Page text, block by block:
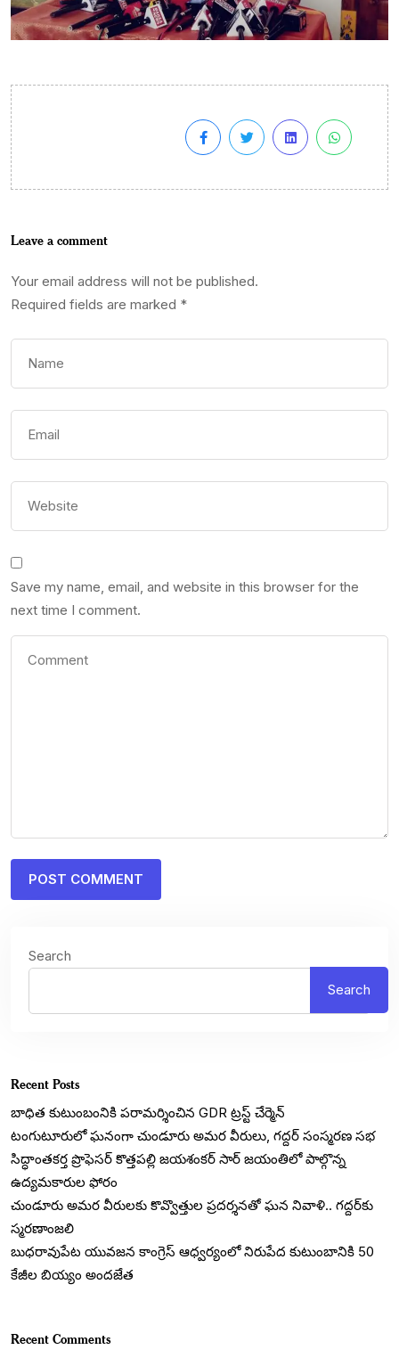
Leave a comment
Your email address will not be published.
Required fields are marked *
Save my name, email, and website in this browser for the
next time I comment.
Search
Search
Recent Posts
బాధిత కుటుంబంనికి పరామర్శించిన GDR ట్రస్ట్ చేర్మెన్
టంగుటూరులో ఘనంగా చుండూరు అమర వీరులు, గద్దర్ సంస్మరణ సభ
సిద్ధాంతకర్త ప్రొఫెసర్ కొత్తపల్లి జయశంకర్ సార్ జయంతిలో పాల్గొన్న
ఉద్యమకారుల ఫోరం
చుండూరు అమర వీరులకు కొవ్వొత్తుల ప్రదర్శనతో ఘన నివాళి.. గద్దర్‌కు
స్మరణాంజలి
బుధరావుపేట యువజన కాంగ్రెస్ ఆధ్వర్యంలో నిరుపేద కుటుంబానికి 50
కేజీల బియ్యం అందజేత
Recent Comments